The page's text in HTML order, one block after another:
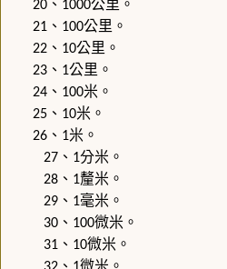
20 1000
21、 100公里。
22、 10公里。
23、 1公里。
24、 100米。
25、 10米。
26、 1米。
27、 1分米。
28、 1釐米。
29、 1毫米。
30、 100微米。
31、 10微米。